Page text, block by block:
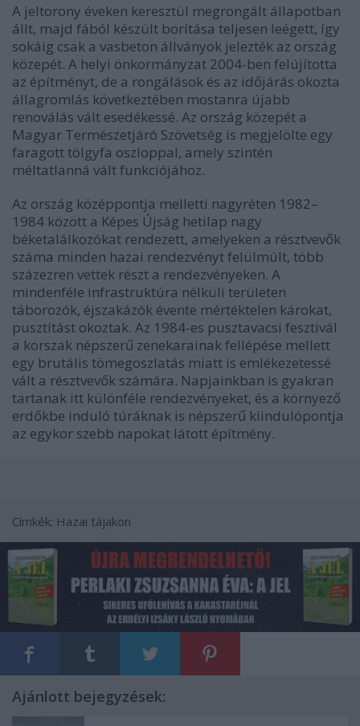
A jeltorony éveken keresztül megrongált állapotban
állt, majd fából készült borítása teljesen leégett, így
sokáig csak a vasbeton állványok jelezték az ország
közepét. A helyi önkormányzat 2004-ben felújította
az építményt, de a rongálások és az időjárás okozta
állagromlás következtében mostanra újabb
renoválás vált esedékessé. Az ország közepét a
Magyar Természetjáró Szövetség is megjelölte egy
faragott tölgyfa oszloppal, amely szintén
méltatlanná vált funkciójához.
Az ország középpontja melletti nagyréten 1982–
1984 között a Képes Újság hetilap nagy
béketalálkozókat rendezett, amelyeken a résztvevők
száma minden hazai rendezvényt felülmúlt, több
százezren vettek részt a rendezvényeken. A
mindenféle infrastruktúra nélküli területen
táborozók, éjszakázók évente mértéktelen károkat,
pusztítást okoztak. Az 1984-es pusztavacsi fesztivál
a korszak népszerű zenekarainak fellépése mellett
egy brutális tömegoszlatás miatt is emlékezetessé
vált a résztvevők számára. Napjainkban is gyakran
tartanak itt különféle rendezvényeket, és a környező
erdőkbe induló túráknak is népszerű kiindulópontja
az egykor szebb napokat látott építmény.
Címkék: Hazai tájakon
Ajánlott bejegyzések: